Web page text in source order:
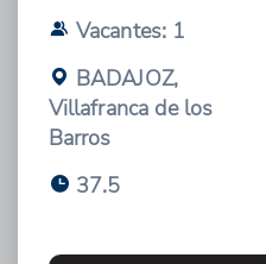
Vacantes: 1
BADAJOZ,
Villafranca de los
Barros
37.5